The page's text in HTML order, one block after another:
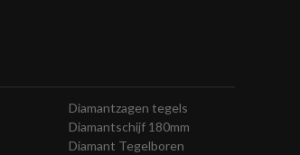
Diamantzagen tegels
Diamantschijf 180mm
Diamant Tegelboren